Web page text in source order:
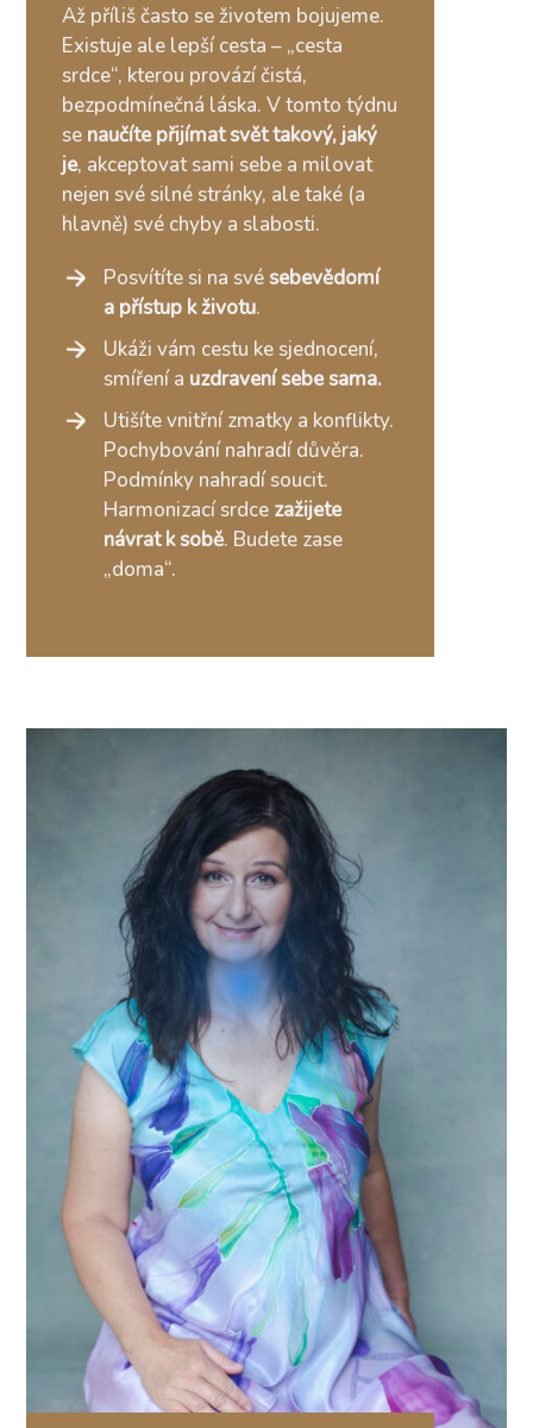
Až příliš často se životem bojujeme.
Existuje ale lepší cesta – „cesta
srdce“, kterou provází čistá,
bezpodmínečná láska. V tomto týdnu
se naučíte přijímat svět takový, jaký
je, akceptovat sami sebe a milovat
nejen své silné stránky, ale také (a
hlavně) své chyby a slabosti.
Posvítíte si na své sebevědomí
a přístup k životu.
Ukáži vám cestu ke sjednocení,
smíření a uzdravení sebe sama.
Utišíte vnitřní zmatky a konflikty.
Pochybování nahradí důvěra.
Podmínky nahradí soucit.
Harmonizací srdce zažijete
návrat k sobě. Budete zase
„doma“.